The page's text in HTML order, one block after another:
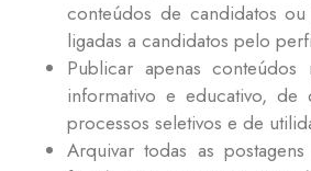
conteúdos de candidatos ou
ligadas a candidatos pelo
Publicar apenas
informativo e educativo, de
processos seletivos e de
Arquivar todas as